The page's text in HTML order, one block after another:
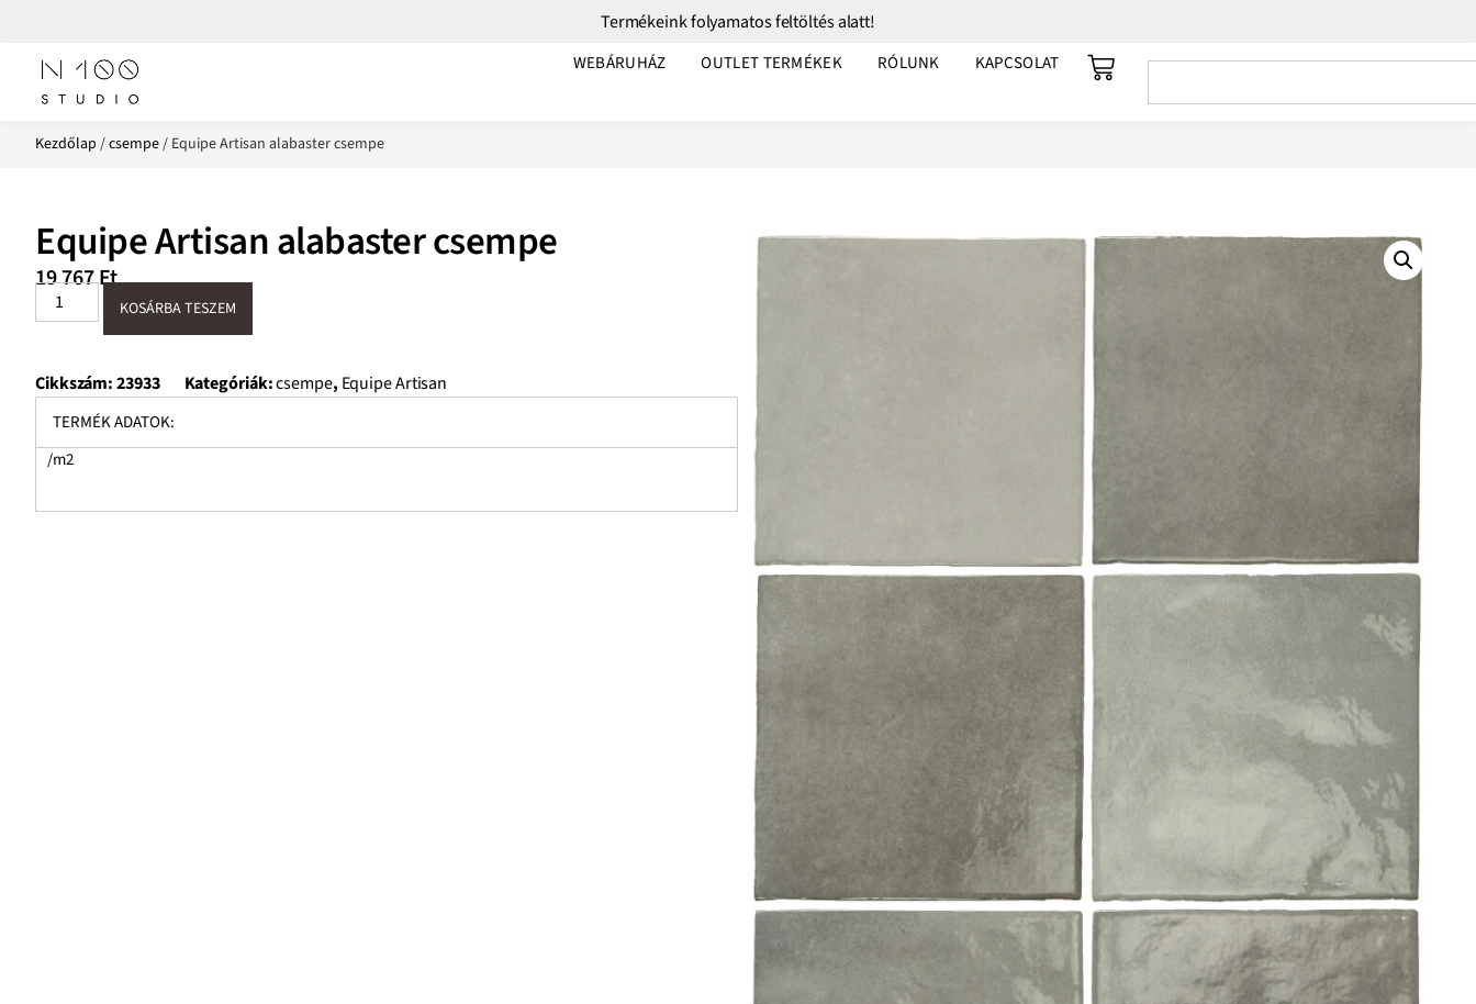
Termékeink folyamatos feltöltés alatt!
WEBÁRUHÁZ OUTLET TERMÉKEK RÓLUNK KAPCSOLAT
Kezdőlap /csempe/ Equipe Artisan alabaster csempe
Equipe Artisan alabaster csempe
19 767Ft
KOSÁRBA TESZEM
Cikkszám:23933 Kategóriák:csempe, Equipe Artisan
TERMÉK ADATOK:
/m2